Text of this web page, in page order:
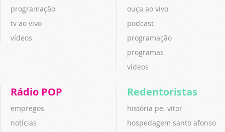
programação
tv ao vivo
vídeos
ouça ao vivo
podcast
programação
programas
vídeos
Rádio POP
empregos
notícias
Redentoristas
história pe. vitor
hospedagem santo afonso